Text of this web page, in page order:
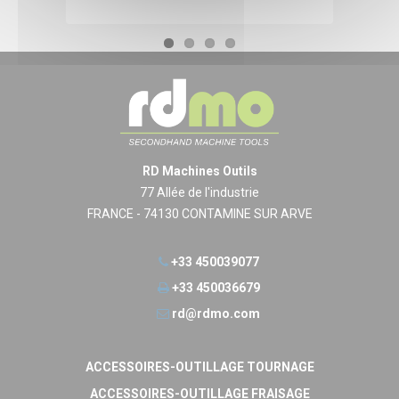
RD Machines Outils
77 Allée de l'industrie
FRANCE - 74130 CONTAMINE SUR ARVE
+33 450039077
+33 450036679
rd@rdmo.com
ACCESSOIRES-OUTILLAGE TOURNAGE
ACCESSOIRES-OUTILLAGE FRAISAGE